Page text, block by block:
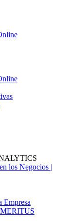
los Negocios |
Empresa